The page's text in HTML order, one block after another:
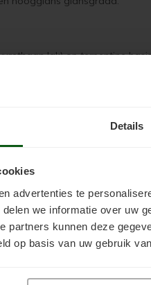
Details
advertenties te
we informatie over uw
partners kunnen deze
op basis van uw gebruik
lak) op terpentine
steen en hout. De blanke
met Jotun Oxan Olie.
op waterbasis. De
beton, cement, steen en hout.
Oxan Olie lagen!
onze medewerkers staan u